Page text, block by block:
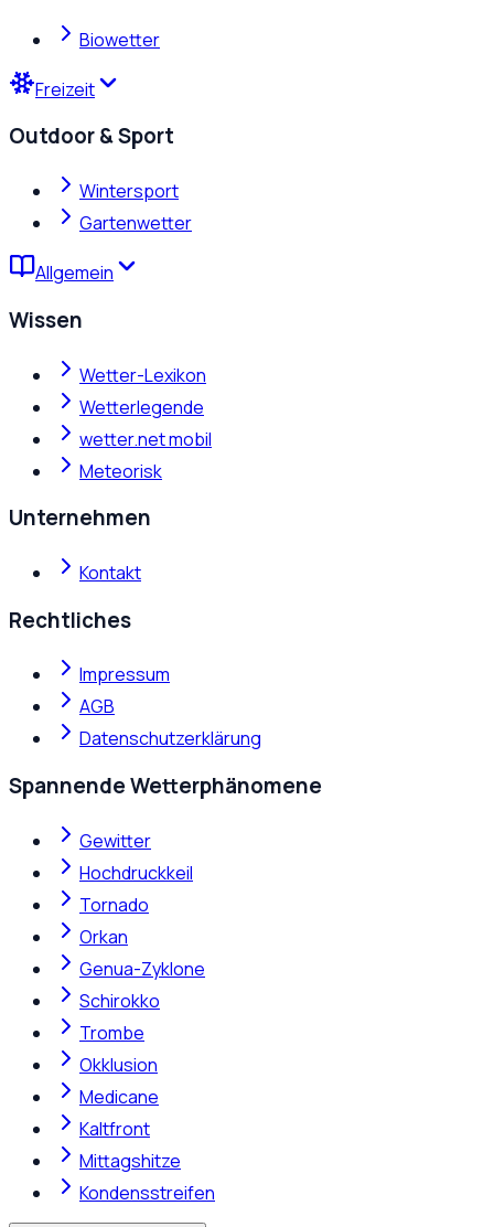
Biowetter
Freizeit
Outdoor & Sport
Wintersport
Gartenwetter
Allgemein
Wissen
Wetter-Lexikon
Wetterlegende
wetter.net mobil
Meteorisk
Unternehmen
Kontakt
Rechtliches
Impressum
AGB
Datenschutzerklärung
Spannende Wetterphänomene
Gewitter
Hochdruckkeil
Tornado
Orkan
Genua-Zyklone
Schirokko
Trombe
Okklusion
Medicane
Kaltfront
Mittagshitze
Kondensstreifen